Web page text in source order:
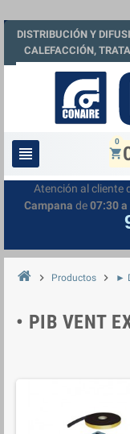
DISTRIBUCIÓN Y
CALEFACCIÓN,
view_headline shopping_cart
0
Atención al cliente
Campana de07:30 a
chevron_right Productos chevron_right ►
• PIB VENT